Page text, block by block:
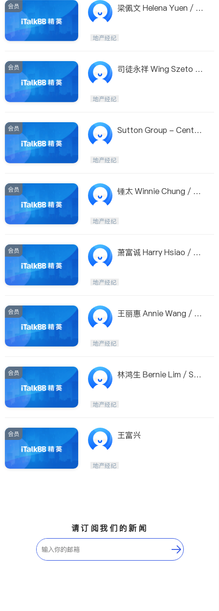
会员
梁佩文 Helena Yuen / S
地产经纪
会员
司徒永祥 Wing Szeto /
地产经纪
会员
Sutton Group - Centre
地产经纪
会员
锺太 Winnie Chung / Pr
地产经纪
会员
萧富诚 Harry Hsiao / Su
地产经纪
会员
王丽惠 Annie Wang / Ro
地产经纪
会员
林鸿生 Bernie Lim / Sut
地产经纪
会员 王富兴
地产经纪
请订阅我们的新闻